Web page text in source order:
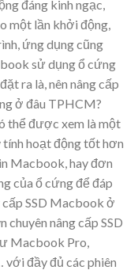
đáng kinh ngạc,
một lần khởi động,
ứng dụng cũng
sử dụng ổ cứng
ra là, nên nâng cấp
ở đâu TPHCM?
thể được xem là một
tính hoạt động tốt hơn
Macbook, hay đơn
của ổ cứng để đáp
cấp SSD Macbook ở
nâng cấp SSD
Macbook Pro,
đầy đủ các phiên